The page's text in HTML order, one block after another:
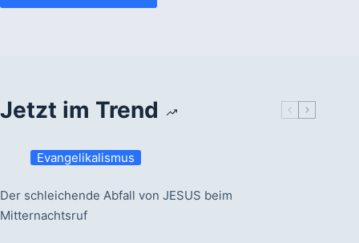
Jetzt im Trend
Evangelikalismus
Der schleichende Abfall von JESUS beim
Mitternachtsruf